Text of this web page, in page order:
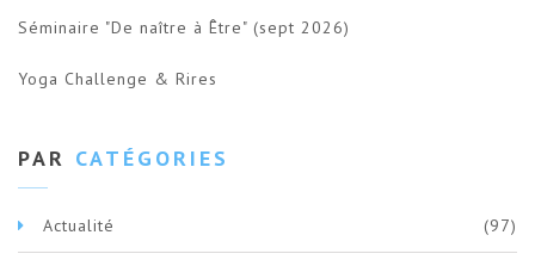
Séminaire "De naître à Être" (sept 2026)
Yoga Challenge & Rires
PAR CATÉGORIES
Actualité (97)